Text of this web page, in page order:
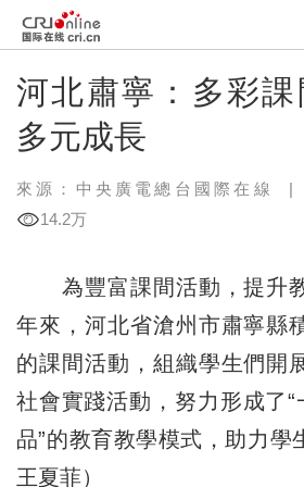
河北肅寧：多彩課
多元成長
來源：中央廣電總台國際在線 |
14.2万
為豐富課間活動，提升
年來，河北省滄州市肅寧縣
的課間活動，組織學生們開
社會實踐活動，努力形成了“
品”的教育教學模式，助力學
王夏菲）